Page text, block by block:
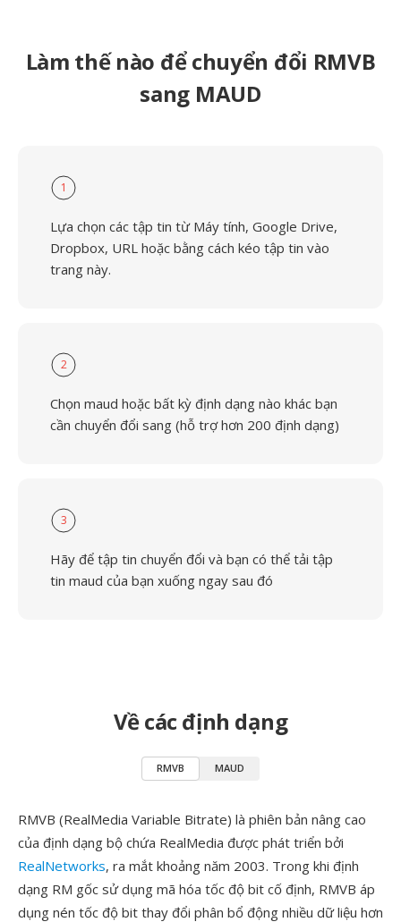
Làm thế nào để chuyển đổi RMVB
sang MAUD
1
Lựa chọn các tập tin từ Máy tính, Google Drive,
Dropbox, URL hoặc bằng cách kéo tập tin vào
trang này.
2
Chọn maud hoặc bất kỳ định dạng nào khác bạn
cần chuyển đổi sang (hỗ trợ hơn 200 định dạng)
3
Hãy để tập tin chuyển đổi và bạn có thể tải tập
tin maud của bạn xuống ngay sau đó
Về các định dạng
RMVB MAUD
RMVB (RealMedia Variable Bitrate) là phiên bản nâng cao
của định dạng bộ chứa RealMedia được phát triển bởi
RealNetworks, ra mắt khoảng năm 2003. Trong khi định
dạng RM gốc sử dụng mã hóa tốc độ bit cố định, RMVB áp
dụng nén tốc độ bit thay đổi phân bổ động nhiều dữ liệu hơn